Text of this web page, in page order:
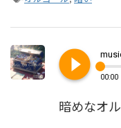
play_circle_filled 00:00
暗めなオ